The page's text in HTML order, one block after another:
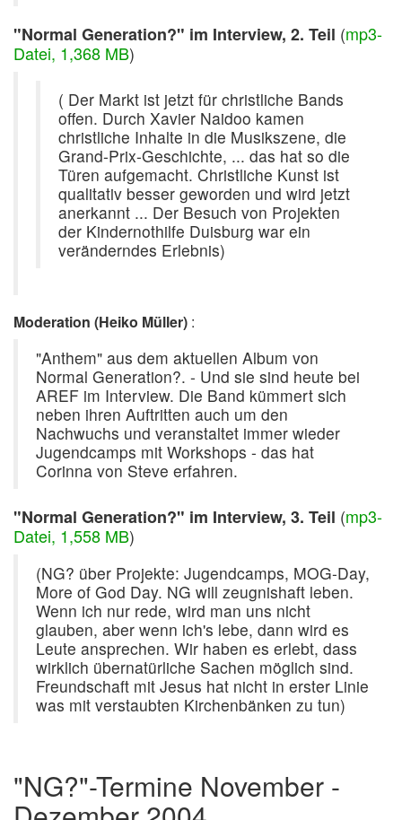
"Normal Generation?" im Interview, 2. Teil (mp3-
Datei, 1,368 MB)
( Der Markt ist jetzt für christliche Bands
offen. Durch Xavier Naidoo kamen
christliche Inhalte in die Musikszene, die
Grand-Prix-Geschichte, ... das hat so die
Türen aufgemacht. Christliche Kunst ist
qualitativ besser geworden und wird jetzt
anerkannt ... Der Besuch von Projekten
der Kindernothilfe Duisburg war ein
veränderndes Erlebnis)
Moderation (Heiko Müller) :
"Anthem" aus dem aktuellen Album von
Normal Generation?. - Und sie sind heute bei
AREF im Interview. Die Band kümmert sich
neben ihren Auftritten auch um den
Nachwuchs und veranstaltet immer wieder
Jugendcamps mit Workshops - das hat
Corinna von Steve erfahren.
"Normal Generation?" im Interview, 3. Teil (mp3-
Datei, 1,558 MB)
(NG? über Projekte: Jugendcamps, MOG-Day,
More of God Day. NG will zeugnishaft leben.
Wenn ich nur rede, wird man uns nicht
glauben, aber wenn ich's lebe, dann wird es
Leute ansprechen. Wir haben es erlebt, dass
wirklich übernatürliche Sachen möglich sind.
Freundschaft mit Jesus hat nicht in erster Linie
was mit verstaubten Kirchenbänken zu tun)
"NG?"-Termine November -